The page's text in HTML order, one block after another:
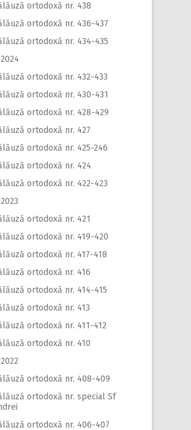
ortodoxă nr. 438
ortodoxă nr. 436-437
ortodoxă nr. 434-435
ortodoxă nr. 432-433
ortodoxă nr. 430-431
ortodoxă nr. 428-429
ortodoxă nr. 427
ortodoxă nr. 425-246
ortodoxă nr. 424
ortodoxă nr. 422-423
ortodoxă nr. 421
ortodoxă nr. 419-420
ortodoxă nr. 417-418
ortodoxă nr. 416
ortodoxă nr. 414-415
ortodoxă nr. 413
ortodoxă nr. 411-412
ortodoxă nr. 410
ortodoxă nr. 408-409
ortodoxă nr. special Sf
ortodoxă nr. 406-407